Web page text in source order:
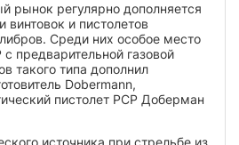
рынок регулярно дополняется
и пистолетов
Среди них особое место
предварительной газовой
такого типа дополнил
Dobermann,
пистолет PCP Доберман
источника при стрельбе из